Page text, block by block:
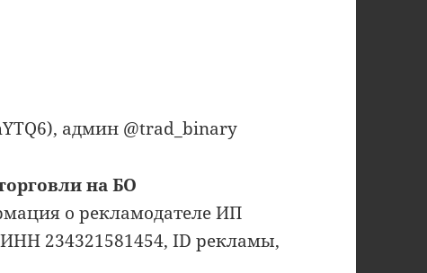
админ @trad_binary
на БО
о рекламодателе ИП
234321581454, ID рекламы,